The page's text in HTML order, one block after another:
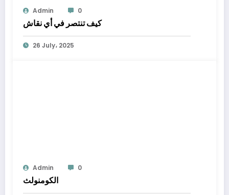
Admin 0
كيف تنتصر في أي نقاش
26 July، 2025
Admin 0
الكومنولث